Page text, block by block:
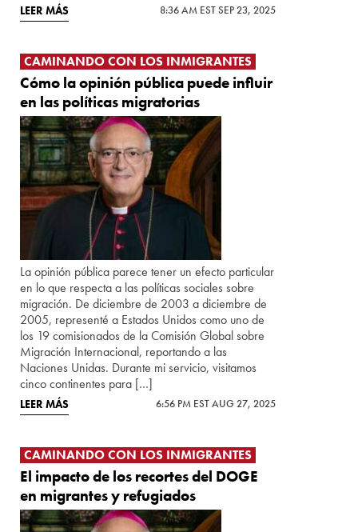
LEER MÁS 8:36 AM EST SEP 23, 2025
CAMINANDO CON LOS INMIGRANTES
Cómo la opinión pública puede influir
en las políticas migratorias
La opinión pública parece tener un efecto particular
en lo que respecta a las políticas sociales sobre
migración. De diciembre de 2003 a diciembre de
2005, representé a Estados Unidos como uno de
los 19 comisionados de la Comisión Global sobre
Migración Internacional, reportando a las
Naciones Unidas. Durante mi servicio, visitamos
cinco continentes para […]
LEER MÁS 6:56 PM EST AUG 27, 2025
CAMINANDO CON LOS INMIGRANTES
El impacto de los recortes del DOGE
en migrantes y refugiados